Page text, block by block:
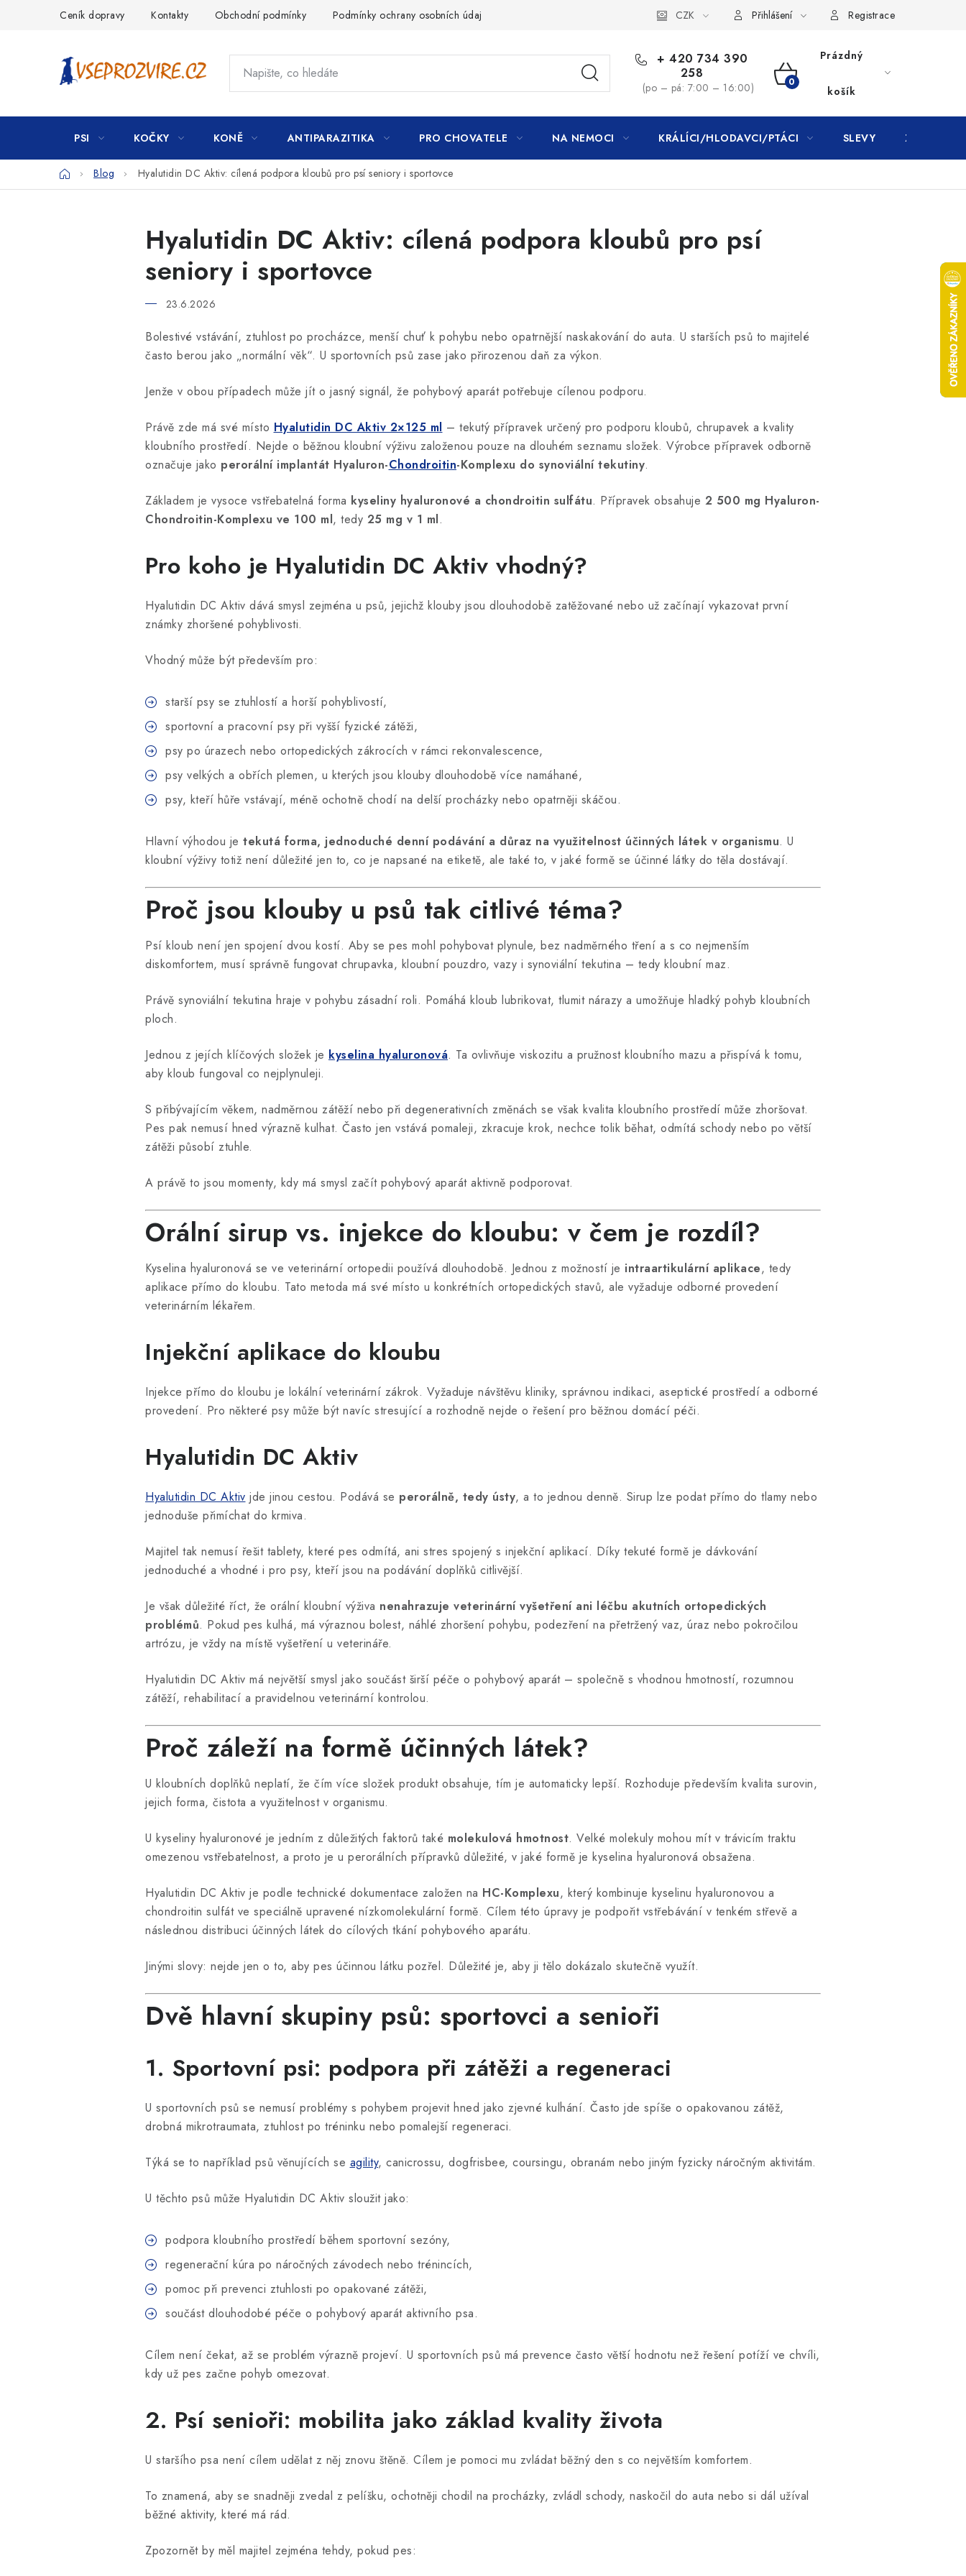
Ceník dopravy Kontakty Obchodní podmínky Podmínky ochrany osobních údajů CZK Přihlášení Registrace
+ 420 734 390
258
(po – pá: 7:00 – 16:00)
NÁKUPNÍ
KOŠÍK
Prázdný
košík
PSI KOČKY KONĚ ANTIPARAZITIKA PRO CHOVATELE NA NEMOCI KRÁLÍCI/HLODAVCI/PTÁCI SLEVY ZNAČKY
DomůBlog Hyalutidin DC Aktiv: cílená podpora kloubů pro psí seniory i sportovce
Hyalutidin DC Aktiv: cílená podpora kloubů pro psí
seniory i sportovce
23.6.2026
Bolestivé vstávání, ztuhlost po procházce, menší chuť k pohybu nebo opatrnější naskakování do auta. U starších psů to majitelé
často berou jako „normální věk“. U sportovních psů zase jako přirozenou daň za výkon.
Jenže v obou případech může jít o jasný signál, že pohybový aparát potřebuje cílenou podporu.
Právě zde má své místo Hyalutidin DC Aktiv 2×125 ml – tekutý přípravek určený pro podporu kloubů, chrupavek a kvality
kloubního prostředí. Nejde o běžnou kloubní výživu založenou pouze na dlouhém seznamu složek. Výrobce přípravek odborně
označuje jako perorální implantát Hyaluron-Chondroitin-Komplexu do synoviální tekutiny.
Základem je vysoce vstřebatelná forma kyseliny hyaluronové a chondroitin sulfátu. Přípravek obsahuje 2 500 mg Hyaluron-
Chondroitin-Komplexu ve 100 ml, tedy 25 mg v 1 ml.
Pro koho je Hyalutidin DC Aktiv vhodný?
Hyalutidin DC Aktiv dává smysl zejména u psů, jejichž klouby jsou dlouhodobě zatěžované nebo už začínají vykazovat první
známky zhoršené pohyblivosti.
Vhodný může být především pro:
starší psy se ztuhlostí a horší pohyblivostí,
sportovní a pracovní psy při vyšší fyzické zátěži,
psy po úrazech nebo ortopedických zákrocích v rámci rekonvalescence,
psy velkých a obřích plemen, u kterých jsou klouby dlouhodobě více namáhané,
psy, kteří hůře vstávají, méně ochotně chodí na delší procházky nebo opatrněji skáčou.
Hlavní výhodou je tekutá forma, jednoduché denní podávání a důraz na využitelnost účinných látek v organismu. U
kloubní výživy totiž není důležité jen to, co je napsané na etiketě, ale také to, v jaké formě se účinné látky do těla dostávají.
Proč jsou klouby u psů tak citlivé téma?
Psí kloub není jen spojení dvou kostí. Aby se pes mohl pohybovat plynule, bez nadměrného tření a s co nejmenším
diskomfortem, musí správně fungovat chrupavka, kloubní pouzdro, vazy i synoviální tekutina – tedy kloubní maz.
Právě synoviální tekutina hraje v pohybu zásadní roli. Pomáhá kloub lubrikovat, tlumit nárazy a umožňuje hladký pohyb kloubních
ploch.
Jednou z jejích klíčových složek je kyselina hyaluronová. Ta ovlivňuje viskozitu a pružnost kloubního mazu a přispívá k tomu,
aby kloub fungoval co nejplynuleji.
S přibývajícím věkem, nadměrnou zátěží nebo při degenerativních změnách se však kvalita kloubního prostředí může zhoršovat.
Pes pak nemusí hned výrazně kulhat. Často jen vstává pomaleji, zkracuje krok, nechce tolik běhat, odmítá schody nebo po větší
zátěži působí ztuhle.
A právě to jsou momenty, kdy má smysl začít pohybový aparát aktivně podporovat.
Orální sirup vs. injekce do kloubu: v čem je rozdíl?
Kyselina hyaluronová se ve veterinární ortopedii používá dlouhodobě. Jednou z možností je intraartikulární aplikace, tedy
aplikace přímo do kloubu. Tato metoda má své místo u konkrétních ortopedických stavů, ale vyžaduje odborné provedení
veterinárním lékařem.
Injekční aplikace do kloubu
Injekce přímo do kloubu je lokální veterinární zákrok. Vyžaduje návštěvu kliniky, správnou indikaci, aseptické prostředí a odborné
provedení. Pro některé psy může být navíc stresující a rozhodně nejde o řešení pro běžnou domácí péči.
Hyalutidin DC Aktiv
Hyalutidin DC Aktiv jde jinou cestou. Podává se perorálně, tedy ústy, a to jednou denně. Sirup lze podat přímo do tlamy nebo
jednoduše přimíchat do krmiva.
Majitel tak nemusí řešit tablety, které pes odmítá, ani stres spojený s injekční aplikací. Díky tekuté formě je dávkování
jednoduché a vhodné i pro psy, kteří jsou na podávání doplňků citlivější.
Je však důležité říct, že orální kloubní výživa nenahrazuje veterinární vyšetření ani léčbu akutních ortopedických
problémů. Pokud pes kulhá, má výraznou bolest, náhlé zhoršení pohybu, podezření na přetržený vaz, úraz nebo pokročilou
artrózu, je vždy na místě vyšetření u veterináře.
Hyalutidin DC Aktiv má největší smysl jako součást širší péče o pohybový aparát – společně s vhodnou hmotností, rozumnou
zátěží, rehabilitací a pravidelnou veterinární kontrolou.
Proč záleží na formě účinných látek?
U kloubních doplňků neplatí, že čím více složek produkt obsahuje, tím je automaticky lepší. Rozhoduje především kvalita surovin,
jejich forma, čistota a využitelnost v organismu.
U kyseliny hyaluronové je jedním z důležitých faktorů také molekulová hmotnost. Velké molekuly mohou mít v trávicím traktu
omezenou vstřebatelnost, a proto je u perorálních přípravků důležité, v jaké formě je kyselina hyaluronová obsažena.
Hyalutidin DC Aktiv je podle technické dokumentace založen na HC-Komplexu, který kombinuje kyselinu hyaluronovou a
chondroitin sulfát ve speciálně upravené nízkomolekulární formě. Cílem této úpravy je podpořit vstřebávání v tenkém střevě a
následnou distribuci účinných látek do cílových tkání pohybového aparátu.
Jinými slovy: nejde jen o to, aby pes účinnou látku pozřel. Důležité je, aby ji tělo dokázalo skutečně využít.
Dvě hlavní skupiny psů: sportovci a senioři
1. Sportovní psi: podpora při zátěži a regeneraci
U sportovních psů se nemusí problémy s pohybem projevit hned jako zjevné kulhání. Často jde spíše o opakovanou zátěž,
drobná mikrotraumata, ztuhlost po tréninku nebo pomalejší regeneraci.
Týká se to například psů věnujících se agility, canicrossu, dogfrisbee, coursingu, obranám nebo jiným fyzicky náročným aktivitám.
U těchto psů může Hyalutidin DC Aktiv sloužit jako:
podpora kloubního prostředí během sportovní sezóny,
regenerační kúra po náročných závodech nebo trénincích,
pomoc při prevenci ztuhlosti po opakované zátěži,
součást dlouhodobé péče o pohybový aparát aktivního psa.
Cílem není čekat, až se problém výrazně projeví. U sportovních psů má prevence často větší hodnotu než řešení potíží ve chvíli,
kdy už pes začne pohyb omezovat.
2. Psí senioři: mobilita jako základ kvality života
U staršího psa není cílem udělat z něj znovu štěně. Cílem je pomoci mu zvládat běžný den s co největším komfortem.
To znamená, aby se snadněji zvedal z pelíšku, ochotněji chodil na procházky, zvládl schody, naskočil do auta nebo si dál užíval
běžné aktivity, které má rád.
Zpozornět by měl majitel zejména tehdy, pokud pes: